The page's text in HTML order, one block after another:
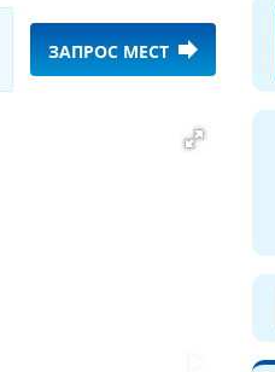
ЗАПРОС МЕСТ forward